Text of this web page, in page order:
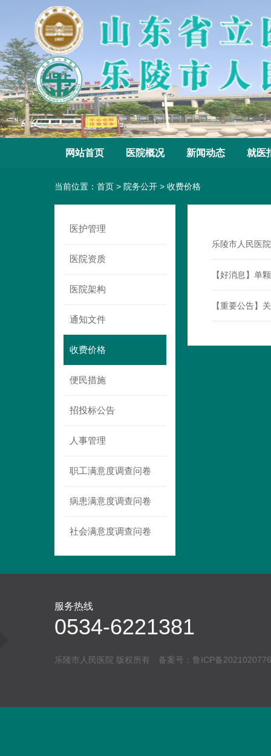
网站首页 医院概况 新闻动态 就医
当前位置： 首页 > 院务公开 > 收费价格
医护管理
医院资质
医院架构
通知文件
收费价格
便民措施
招投标公告
人事管理
职工满意度调查问卷
病患满意度调查问卷
社会满意度调查问卷
乐陵市人民医
【好消息】单
【重要公告】
服务热线
0534-6221381
乐陵市人民医院 版权所有 备案号： 鲁ICP备